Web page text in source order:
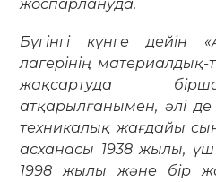
жоспарлануда.
Бүгінгі күнге дейін
лагерінің
жақсартуда
атқарылғанымен, әлі
техникалық жағдайы
асханасы 1938 жылы,
1998 жылы және бір